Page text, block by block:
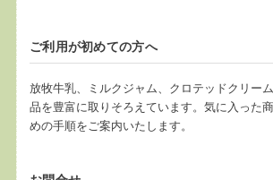
ご利用が初めての方へ
放牧牛乳、ミルクジャム、クロテッドクリー
品を豊富に取りそろえています。気に入った
めの手順をご案内いたします。